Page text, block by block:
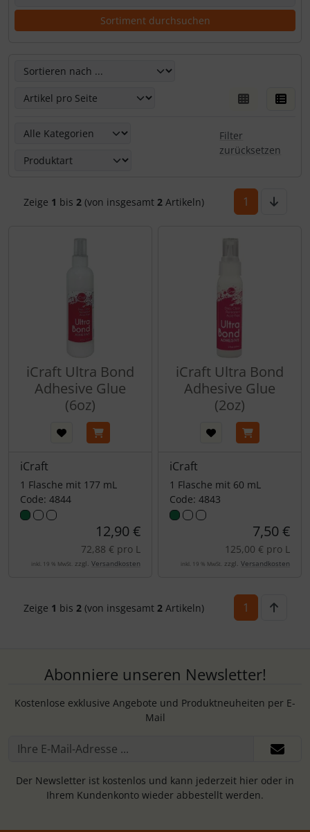
Hier kannst Du die nachfolgenden Artikel nach ihren
Filter
zurücksetzen
Zeige 1 bis 2(von insgesamt 2Artikeln) 1
iCraft Ultra Bond
Adhesive Glue
(6oz)
iCraft
1 Flasche mit 177 mL
Code: 4844
12,90 €
72,88 € pro L
inkl. 19 % MwSt. zzgl. Versandkosten
iCraft Ultra Bond
Adhesive Glue
(2oz)
iCraft
1 Flasche mit 60 mL
Code: 4843
7,50 €
125,00 € pro L
inkl. 19 % MwSt. zzgl. Versandkosten
Zeige 1 bis 2(von insgesamt 2Artikeln) 1
Abonniere unseren Newsletter!
Kostenlose exklusive Angebote und Produktneuheiten per E-
Mail
Der Newsletter ist kostenlos und kann jederzeit hier oder in
Ihrem Kundenkonto wieder abbestellt werden.